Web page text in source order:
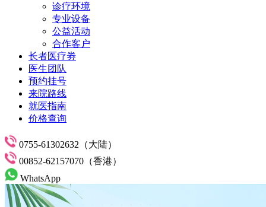
诊疗环境
专业设备
公益活动
合作客户
长者医疗劵
医生团队
预约挂号
来院路线
就医指南
价格查询
0755-61302632（大陆）
00852-62157070（香港）
WhatsApp